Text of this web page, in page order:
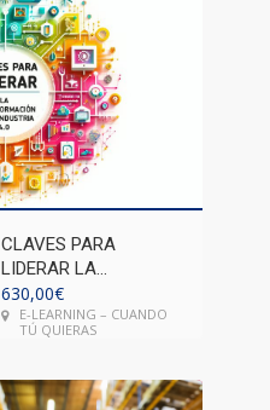
CLAVES PARA
LIDERAR LA
TRANSFORMACIÓN
EN LA INDUSTRIA 4.0
630,00€
E-LEARNING – CUANDO
TÚ QUIERAS